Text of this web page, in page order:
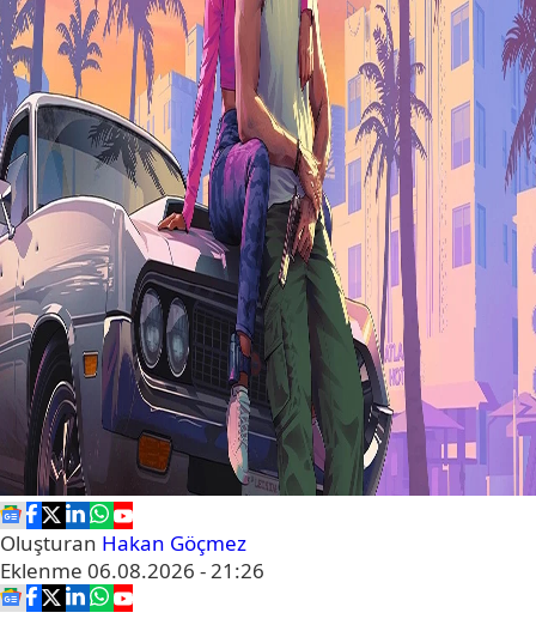
Oluşturan Hakan Göçmez
Eklenme 06.08.2026 - 21:26